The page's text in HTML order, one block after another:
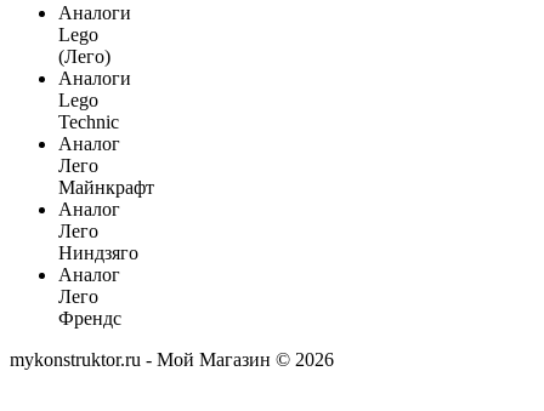
Аналоги
Lego
(Лего)
Аналоги
Lego
Technic
Аналог
Лего
Майнкрафт
Аналог
Лего
Ниндзяго
Аналог
Лего
Френдс
mykonstruktor.ru - Мой Магазин © 2026